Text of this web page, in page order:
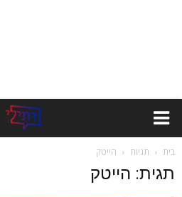
בית תגיות הייטק
תגית: הייטק